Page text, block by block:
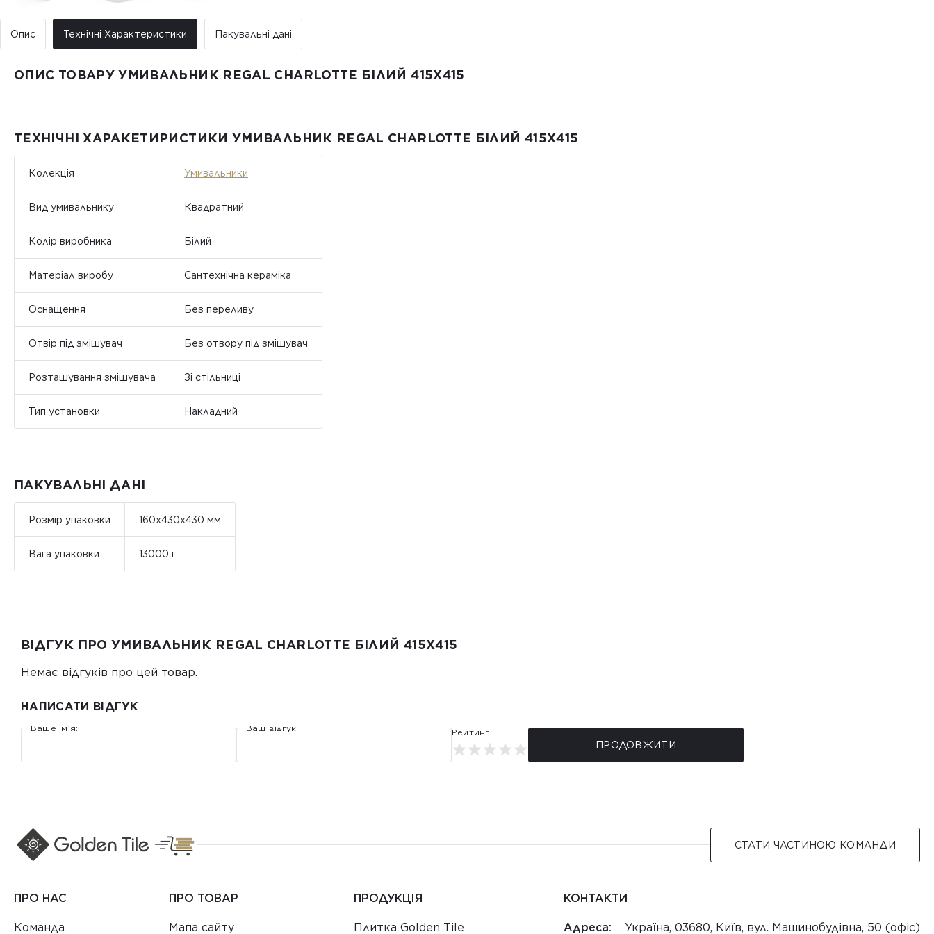
Опис Технічні Характеристики Пакувальні дані
ОПИС ТОВАРУ УМИВАЛЬНИК REGAL CHARLOTTE БІЛИЙ 415X415
ТЕХНІЧНІ ХАРАКЕТИРИСТИКИ УМИВАЛЬНИК REGAL CHARLOTTE БІЛИЙ 415X415
Колекція Умивальники
Вид умивальнику Квадратний
Колір виробника Білий
Матеріал виробу Сантехнічна кераміка
Оснащення Без переливу
Отвір під змішувач Без отвору під змішувач
Розташування змішувача Зі стільниці
Тип установки Накладний
ПАКУВАЛЬНІ ДАНІ
Розмір упаковки 160x430x430 мм
Вага упаковки 13000 г
ВІДГУК ПРО УМИВАЛЬНИК REGAL CHARLOTTE БІЛИЙ 415X415
Немає відгуків про цей товар.
НАПИСАТИ ВІДГУК
Ваше ім’я: Ваш відгук Рейтинг
ПРОДОВЖИТИ
СТАТИ ЧАСТИНОЮ КОМАНДИ
ПРО НАС
Команда
ПРО ТОВАР
Мапа сайту
ПРОДУКЦІЯ
Плитка Golden Tile
КОНТАКТИ
Адреса: Україна, 03680, Київ, вул. Машинобудівна, 50 (офіс)